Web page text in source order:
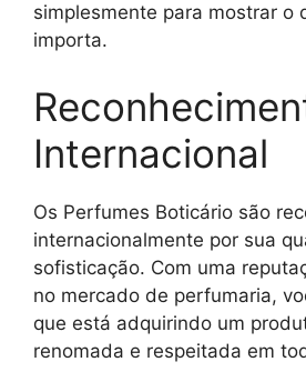
simplesmente para mostrar o
importa.
Internacional
Os Perfumes Boticário são
internacionalmente por sua
sofisticação. Com uma
no mercado de perfumaria,
que está adquirindo um
renomada e respeitada em